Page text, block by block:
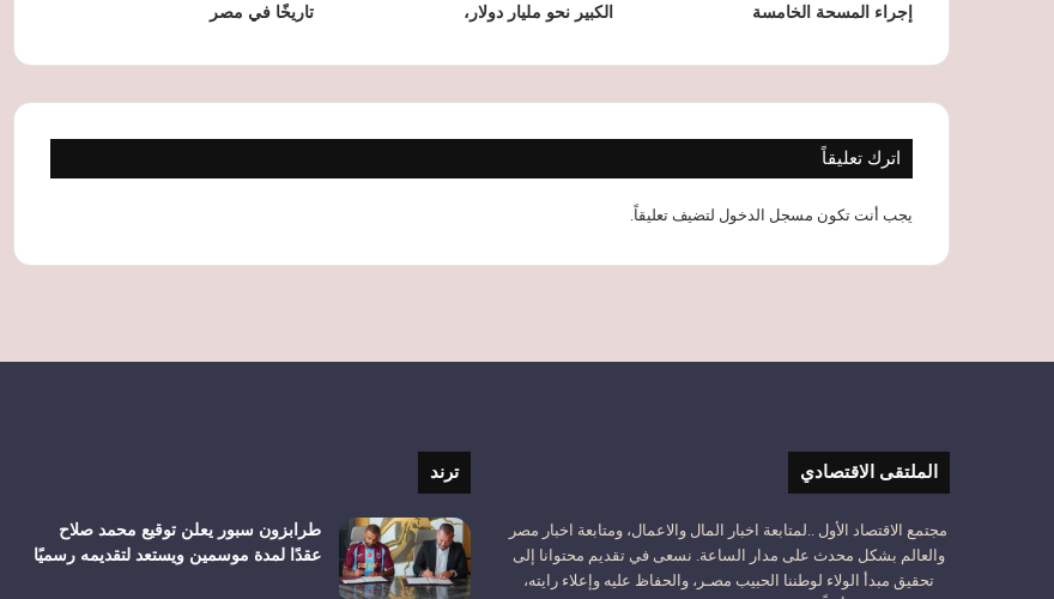
تعزز حضورها في سوق الخواتم الذكية
إجراء المسحة الخامسة
الكبير نحو مليار دولار،
تاريخًا في مصر
اترك تعليقاً
يجب أنت تكون مسجل الدخول لتضيف تعليقاً.
الملتقى الاقتصادي
مجتمع الاقتصاد الأول ..لمتابعة اخبار المال والاعمال، ومتابعة اخبار مصر
والعالم بشكل محدث على مدار الساعة. نسعى في تقديم محتوانا إلى
تحقيق مبدأ الولاء لوطننا الحبيب مصـر، والحفاظ عليه وإعلاء رايته،
ترند
طرابزون سبور يعلن توقيع محمد صلاح
عقدًا لمدة موسمين ويستعد لتقديمه رسميًا